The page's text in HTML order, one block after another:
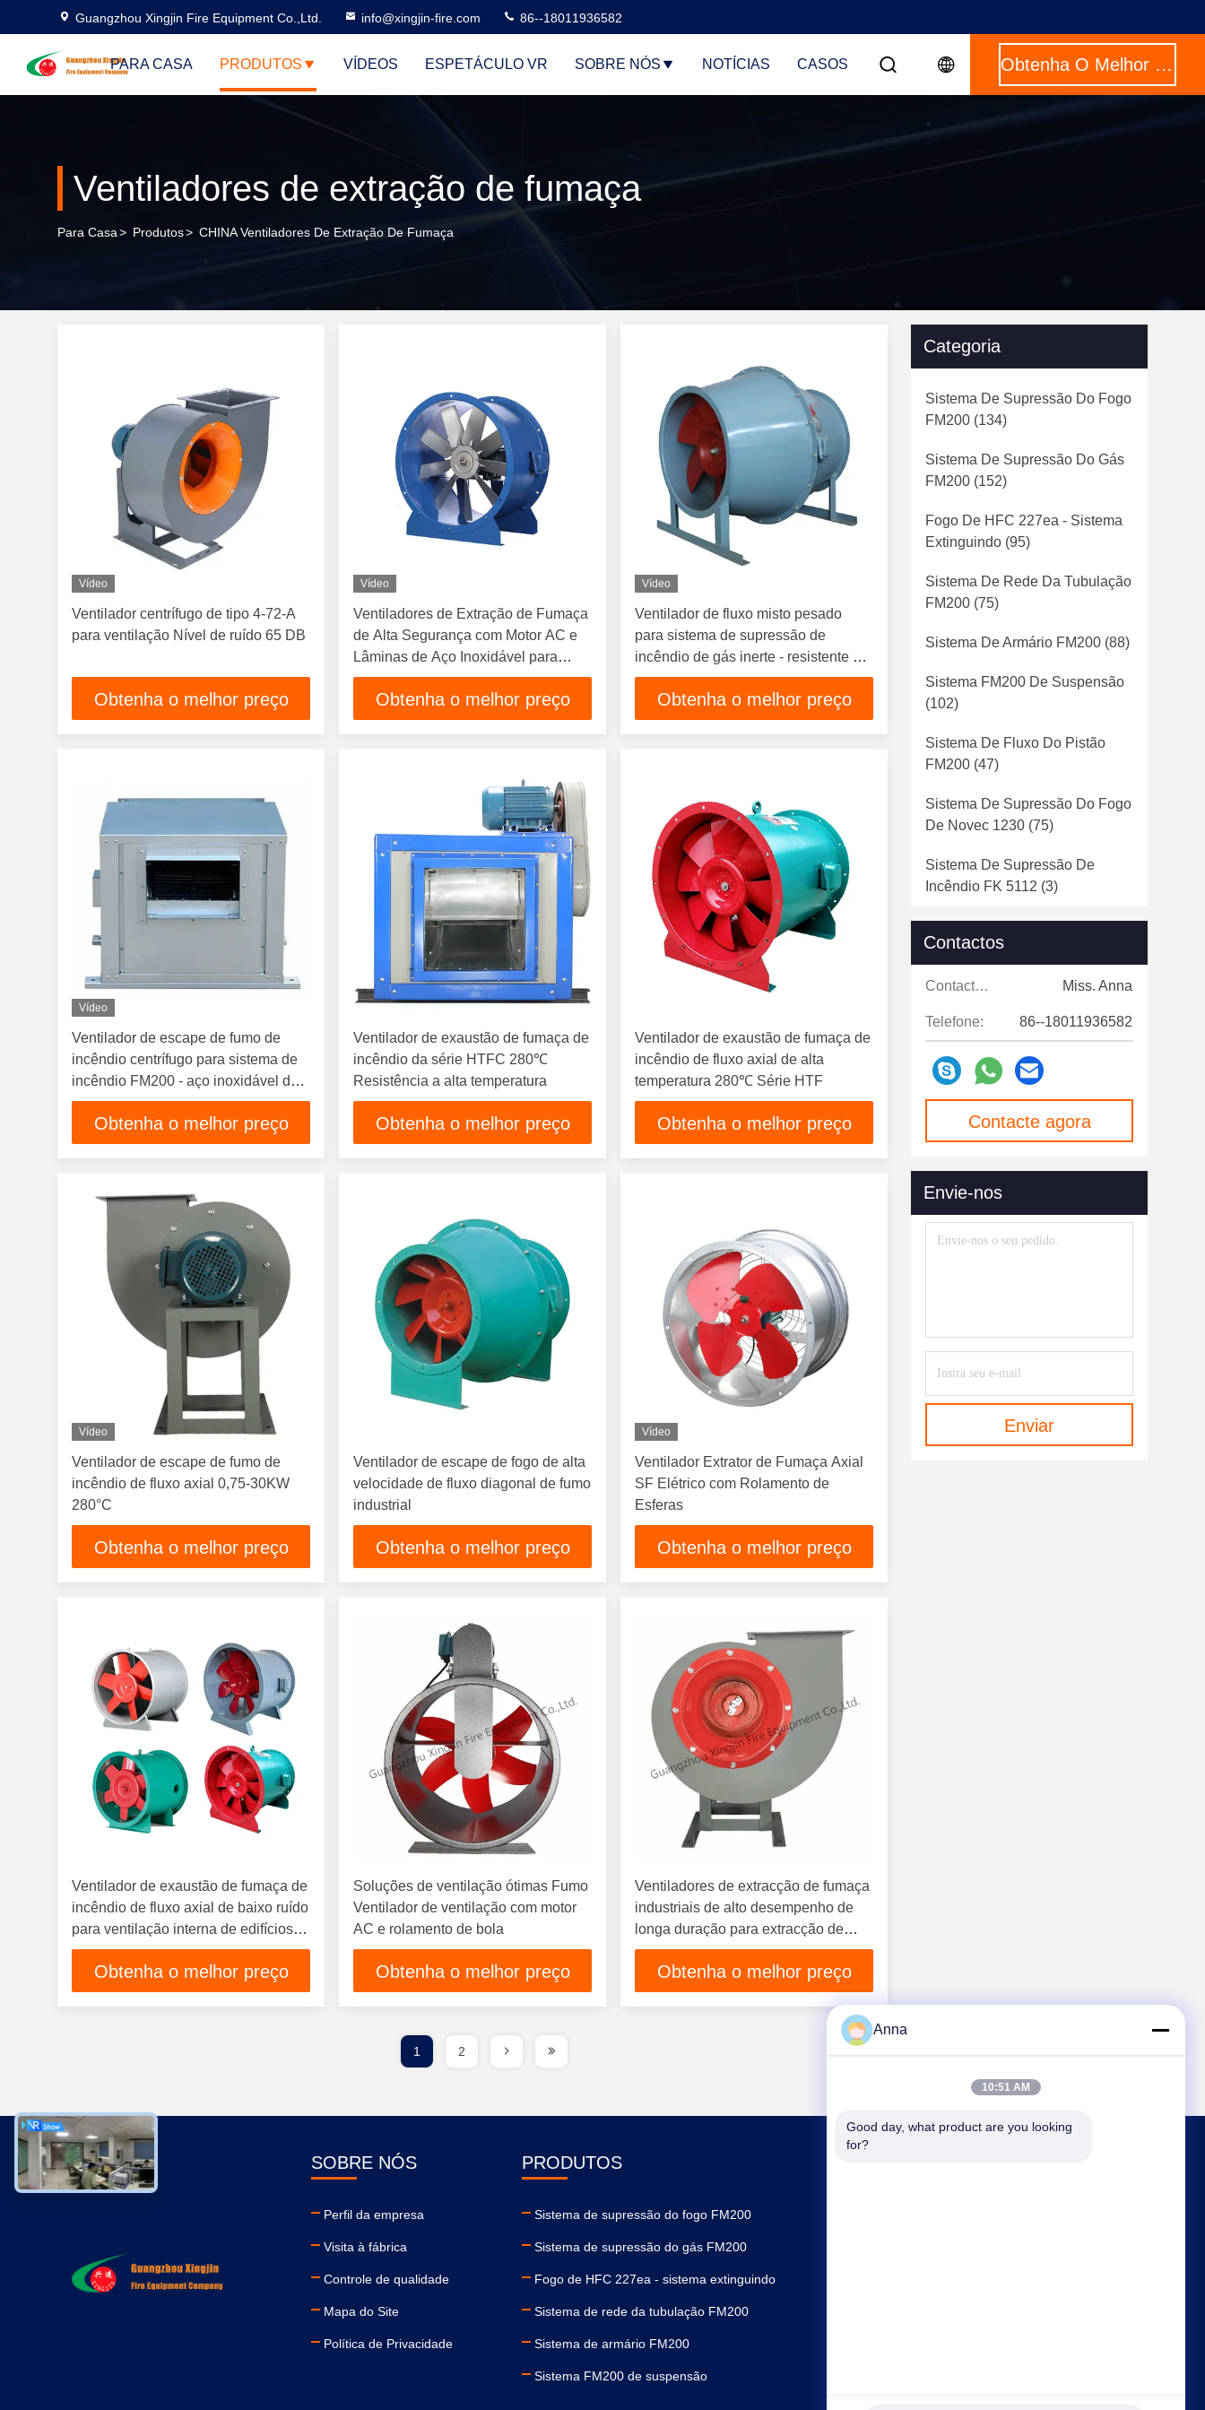
Guangzhou Xingjin Fire Equipment Co.,Ltd. info@xingjin-fire.com 86--18011936582
PARA CASA PRODUTOS VÍDEOS ESPETÁCULO VR SOBRE NÓS NOTÍCIAS CASOS Obtenha O Melhor Preço
Ventiladores de extração de fumaça
Para Casa> Produtos> CHINA Ventiladores De Extração De Fumaça
Vídeo
Ventilador centrífugo de tipo 4-72-A
para ventilação Nível de ruído 65 DB
Obtenha o melhor preço
Vídeo
Ventiladores de Extração de Fumaça
de Alta Segurança com Motor AC e
Lâminas de Aço Inoxidável para
Ventilação Eficiente
Obtenha o melhor preço
Vídeo
Ventilador de fluxo misto pesado
para sistema de supressão de
incêndio de gás inerte - resistente à
corrosão
Obtenha o melhor preço
Vídeo
Ventilador de escape de fumo de
incêndio centrífugo para sistema de
incêndio FM200 - aço inoxidável de
alta pressão
Obtenha o melhor preço
Ventilador de exaustão de fumaça de
incêndio da série HTFC 280℃
Resistência a alta temperatura
Obtenha o melhor preço
Ventilador de exaustão de fumaça de
incêndio de fluxo axial de alta
temperatura 280℃ Série HTF
Obtenha o melhor preço
Vídeo
Ventilador de escape de fumo de
incêndio de fluxo axial 0,75-30KW
280°C
Obtenha o melhor preço
Ventilador de escape de fogo de alta
velocidade de fluxo diagonal de fumo
industrial
Obtenha o melhor preço
Vídeo
Ventilador Extrator de Fumaça Axial
SF Elétrico com Rolamento de
Esferas
Obtenha o melhor preço
Ventilador de exaustão de fumaça de
incêndio de fluxo axial de baixo ruído
para ventilação interna de edifícios
altos
Obtenha o melhor preço
Soluções de ventilação ótimas Fumo
Ventilador de ventilação com motor
AC e rolamento de bola
Obtenha o melhor preço
Ventiladores de extracção de fumaça
industriais de alto desempenho de
longa duração para extracção de
fumaça
Obtenha o melhor preço
Categoria
Sistema De Supressão Do Fogo
FM200 (134)
Sistema De Supressão Do Gás
FM200 (152)
Fogo De HFC 227ea - Sistema
Extinguindo (95)
Sistema De Rede Da Tubulação
FM200 (75)
Sistema De Armário FM200 (88)
Sistema FM200 De Suspensão
(102)
Sistema De Fluxo Do Pistão
FM200 (47)
Sistema De Supressão Do Fogo
De Novec 1230 (75)
Sistema De Supressão De
Incêndio FK 5112 (3)
Sistema De Supressão Do Fogo
Do Gás Inerte
Sistema De Supressão Do Fogo
De Fogo (125)
Incêndio(87)
Agentes Limpos FK-5-1-12
Agente Limpo Do Novec 1230
Contactos
Contactos: Miss. Anna
Telefone: 86--18011936582
Contacte agora
Envie-nos
Enviar
1 2
SOBRE NÓS
Perfil da empresa
Visita à fábrica
Controle de qualidade
Mapa do Site
Política de Privacidade
PRODUTOS
Sistema de supressão do fogo FM200
Sistema de supressão do gás FM200
Fogo de HFC 227ea - sistema extinguindo
Sistema de rede da tubulação FM200
Sistema de armário FM200
Sistema FM200 de suspensão
Anna
10:51 AM
Good day, what product are you looking
for?